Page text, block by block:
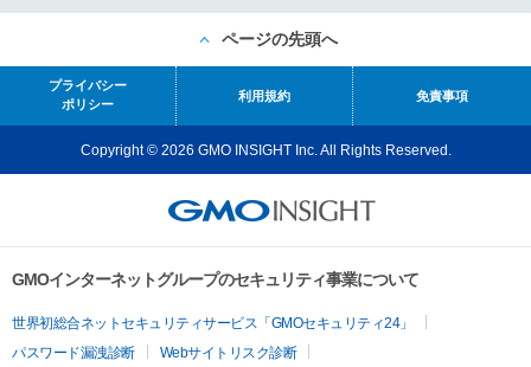
ページの先頭へ
プライバシー
ポリシー
利用規約 免責事項
Copyright © 2026 GMO INSIGHT Inc. All Rights Reserved.
GMOインターネットグループのセキュリティ事業について
世界初総合ネットセキュリティサービス「GMOセキュリティ24」
パスワード漏洩診断
Webサイトリスク診断